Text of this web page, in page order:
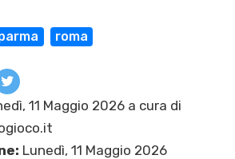
roma
11 Maggio 2026 a cura di
Lunedì, 11 Maggio 2026